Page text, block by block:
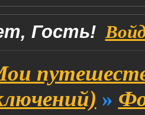
Гость!
»